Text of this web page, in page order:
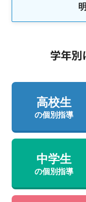
学年別
高校生
の個別指導
中学生
の個別指導